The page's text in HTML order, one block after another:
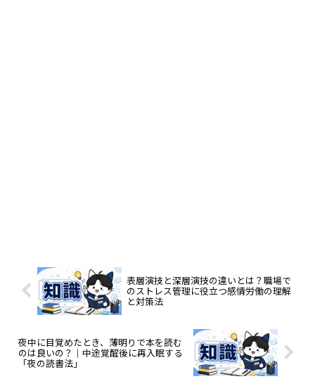
表層演技と深層演技の違いとは？職場で
のストレス管理に役立つ感情労働の理解
と対策法
夜中に目覚めたとき、薄明りで本を読む
のは良いの？｜中途覚醒後に再入眠する
「夜の読書法」